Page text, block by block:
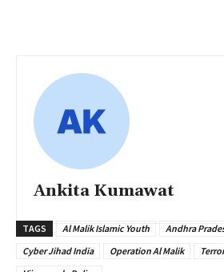
Ankita Kumawat
TAGS Al Malik Islamic Youth
Andhra
Cyber Jihad India
Operation Al Malik